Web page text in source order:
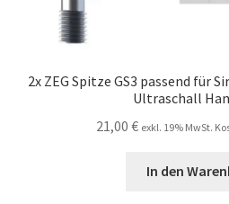
2x ZEG Spitze GS3 passend für
Ultraschall
21,00 € exkl. 19% MwSt.
In den